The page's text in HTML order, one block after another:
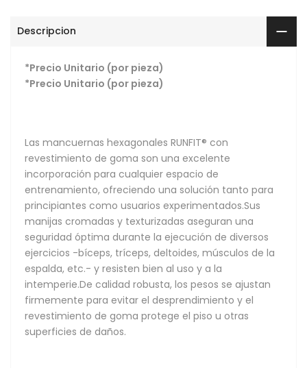
Descripcion
*Precio Unitario (por pieza)
*Precio Unitario (por pieza)
Las mancuernas hexagonales RUNFIT® con
revestimiento de goma son una excelente
incorporación para cualquier espacio de
entrenamiento, ofreciendo una solución tanto para
principiantes como usuarios experimentados.Sus
manijas cromadas y texturizadas aseguran una
seguridad óptima durante la ejecución de diversos
ejercicios -bíceps, tríceps, deltoides, músculos de la
espalda, etc.- y resisten bien al uso y a la
intemperie.De calidad robusta, los pesos se ajustan
firmemente para evitar el desprendimiento y el
revestimiento de goma protege el piso u otras
superficies de daños.